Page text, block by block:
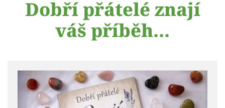
Dobří přátelé znají
váš příběh...